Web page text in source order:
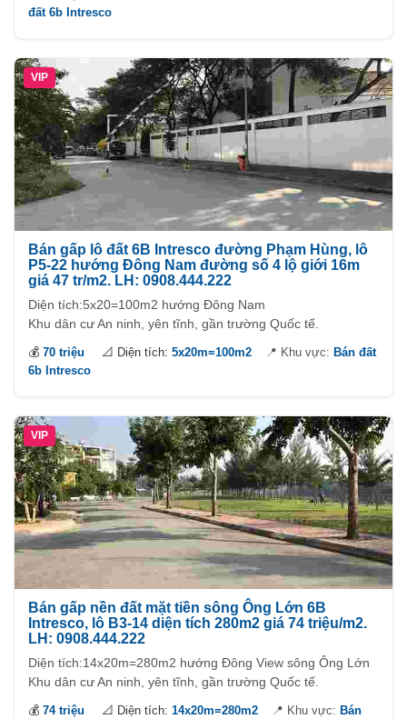
đất 6b Intresco
VIP
Bán gấp lô đất 6B Intresco đường Phạm Hùng, lô
P5-22 hướng Đông Nam đường số 4 lộ giới 16m
giá 47 tr/m2. LH: 0908.444.222
Diện tích:5x20=100m2 hướng Đông Nam
Khu dân cư An ninh, yên tĩnh, gần trường Quốc tế.
💰 70 triệu 📐 Diện tích: 5x20m=100m2 📍 Khu vực: Bán đất
6b Intresco
VIP
Bán gấp nền đất mặt tiền sông Ông Lớn 6B
Intresco, lô B3-14 diện tích 280m2 giá 74 triệu/m2.
LH: 0908.444.222
Diện tích:14x20m=280m2 hướng Đông View sông Ông Lớn
Khu dân cư An ninh, yên tĩnh, gần trường Quốc tế.
💰 74 triệu 📐 Diện tích: 14x20m=280m2 📍 Khu vực: Bán